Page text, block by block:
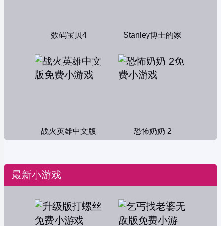
数码宝贝4 Stanley博士的家
战火英雄中文版 恐怖奶奶 2
最新小游戏